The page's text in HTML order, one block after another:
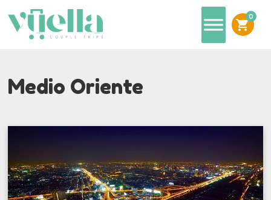
shopping_cart
0
Medio Oriente